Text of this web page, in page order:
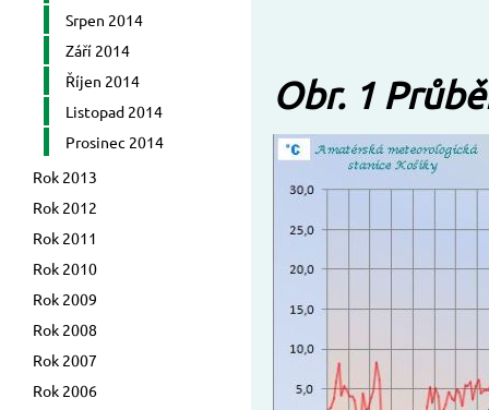
Srpen 2014
Září 2014
Říjen 2014
Listopad 2014
Prosinec 2014
Rok 2013
Rok 2012
Rok 2011
Rok 2010
Rok 2009
Rok 2008
Rok 2007
Rok 2006
Obr. 1